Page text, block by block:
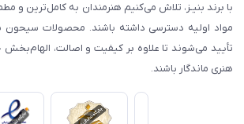
با برند بنیـز، تلاش می‌کنیم هنرمندان به کامل‌ترین و
مواد اولیه دسترسی داشته باشند. محصولات سیحون
تأیید می‌شوند تا علاوه بر کیفیت و اصالت، الهام‌بخش
هنری ماندگار باشند.